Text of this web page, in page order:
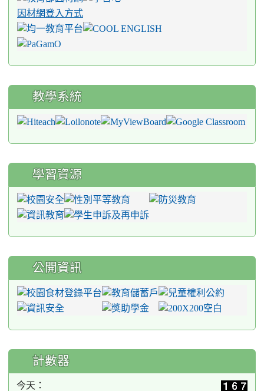
因材網登入方式
教學系統
學習資源
公開資訊
計數器
今天：